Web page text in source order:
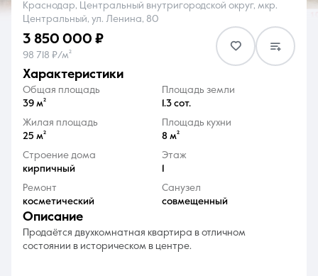
О компании Контакты
8 (861) 297-00-00
Ежедневно с 08:30 до 20:00
Краснодар, Центральный внутригородской округ, мкр.
Центральный, ул. Ленина, 80
3 850 000 ₽
98 718 ₽/м²
характеристики
Общая площадь
39 м²
Площадь земли
1.3 сот.
Жилая площадь
25 м²
Площадь кухни
8 м²
Строение дома
кирпичный
Этаж
Ремонт
косметический
Санузел
совмещенный
описание
Продаётся двухкомнатная квартира в отличном
состоянии в историческом в центре.